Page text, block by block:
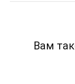
Вам